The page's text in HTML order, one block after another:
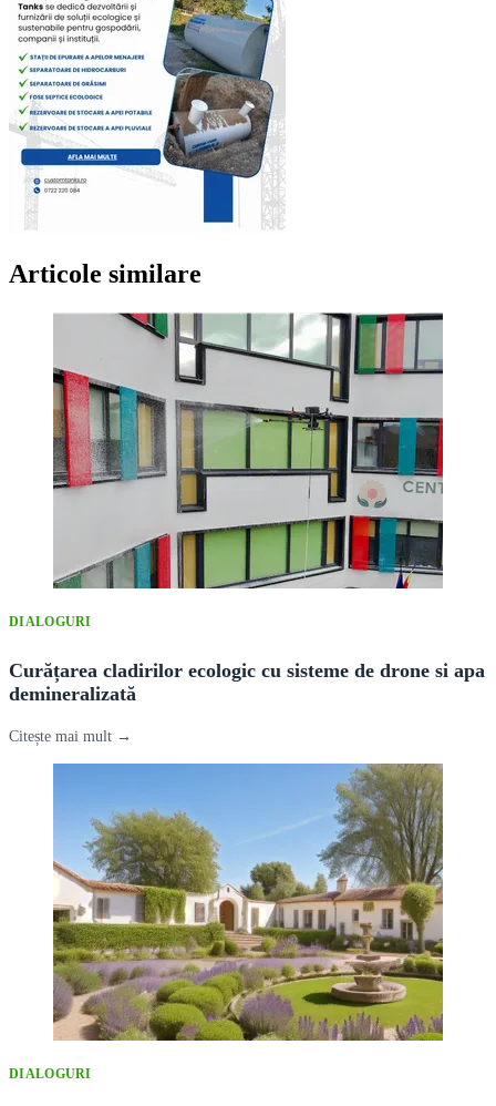
Articole similare
DIALOGURI
Curățarea cladirilor ecologic cu sisteme de drone si apa
demineralizată
Citește mai mult →
DIALOGURI